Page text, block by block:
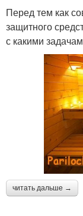
Перед тем как
защитного
с какими
читать дальше →